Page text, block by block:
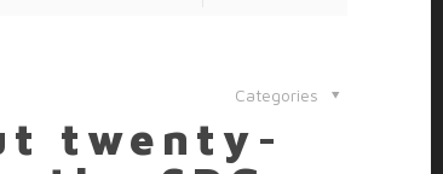
Categories
twenty-